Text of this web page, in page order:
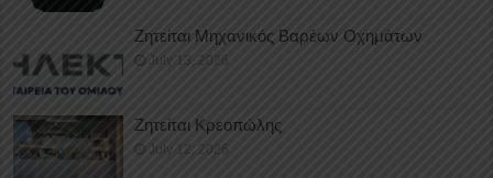
Ζητείται Μηχανικός Βαρέων Οχημάτων
July 13, 2026
Ζητείται Κρεοπώλης
July 12, 2026